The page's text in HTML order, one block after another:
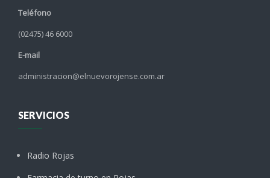
Teléfono
(02475) 46 6000
E-mail
administracion@elnuevorojense.com.ar
SERVICIOS
Radio Rojas